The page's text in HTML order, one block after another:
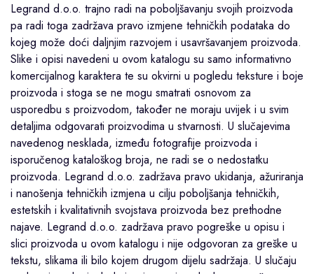
Legrand d.o.o. trajno radi na poboljšavanju svojih proizvoda
pa radi toga zadržava pravo izmjene tehničkih podataka do
kojeg može doći daljnjim razvojem i usavršavanjem proizvoda.
Slike i opisi navedeni u ovom katalogu su samo informativno
komercijalnog karaktera te su okvirni u pogledu teksture i boje
proizvoda i stoga se ne mogu smatrati osnovom za
usporedbu s proizvodom, također ne moraju uvijek i u svim
detaljima odgovarati proizvodima u stvarnosti. U slučajevima
navedenog nesklada, između fotografije proizvoda i
isporučenog kataloškog broja, ne radi se o nedostatku
proizvoda. Legrand d.o.o. zadržava pravo ukidanja, ažuriranja
i nanošenja tehničkih izmjena u cilju poboljšanja tehničkih,
estetskih i kvalitativnih svojstava proizvoda bez prethodne
najave. Legrand d.o.o. zadržava pravo pogreške u opisu i
slici proizvoda u ovom katalogu i nije odgovoran za greške u
tekstu, slikama ili bilo kojem drugom dijelu sadržaja. U slučaju